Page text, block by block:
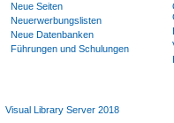
Neue Seiten
Neuerwerbungslisten
Neue Datenbanken
Führungen und Schulungen
Visual Library Server 2018